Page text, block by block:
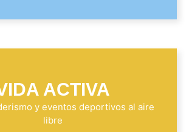
ACTIVA
y eventos deportivos al aire
libre